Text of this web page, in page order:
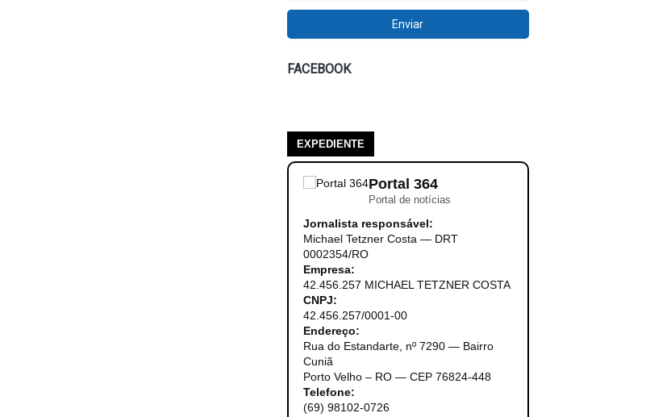
FACEBOOK
EXPEDIENTE
Portal 364
Portal de notícias
Jornalista responsável:
Michael Tetzner Costa — DRT
0002354/RO
Empresa:
42.456.257 MICHAEL TETZNER COSTA
CNPJ:
42.456.257/0001-00
Endereço:
Rua do Estandarte, nº 7290 — Bairro
Cuniã
Porto Velho – RO — CEP 76824-448
Telefone:
(69) 98102-0726